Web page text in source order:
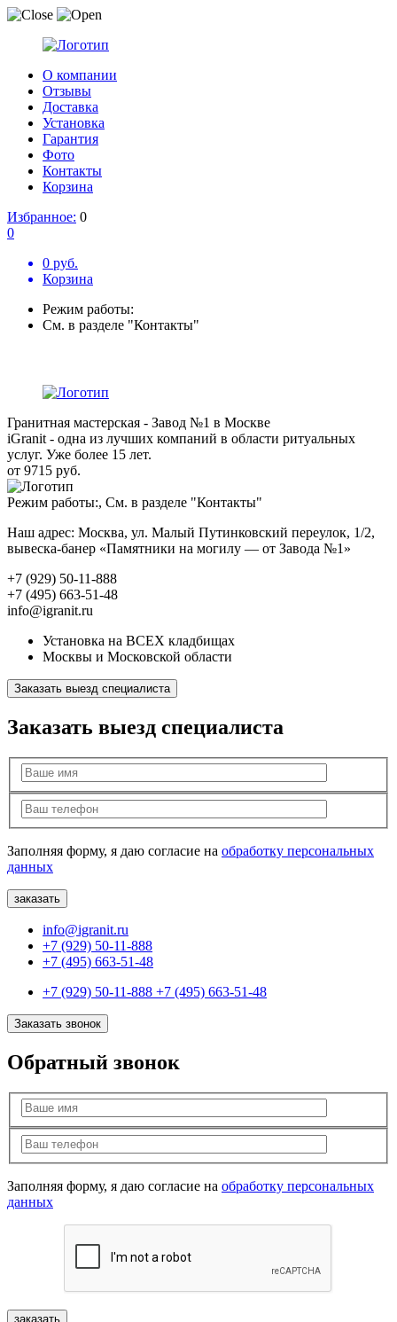
О компании
Отзывы
Доставка
Установка
Гарантия
Фото
Контакты
Корзина
Избранное: 0
0
0 руб.
Корзина
Режим работы:
См. в разделе "Контакты"
Гранитная мастерская - Завод №1 в Москве
iGranit - одна из лучших компаний в области ритуальных
услуг. Уже более 15 лет.
от 9715 руб.
Режим работы:, См. в разделе "Контакты"
Наш адрес: Москва, ул. Малый Путинковский переулок, 1/2,
вывеска-банер «Памятники на могилу — от Завода №1»
+7 (929) 50-11-888
+7 (495) 663-51-48
info@igranit.ru
Установка на ВСЕХ кладбищах
Москвы и Московской области
Заказать выезд специалиста
Заказать выезд специалиста
Заполняя форму, я даю согласие на обработку персональных
данных
info@igranit.ru
+7 (929) 50-11-888
+7 (495) 663-51-48
+7 (929) 50-11-888 +7 (495) 663-51-48
Заказать звонок
Обратный звонок
Заполняя форму, я даю согласие на обработку персональных
данных